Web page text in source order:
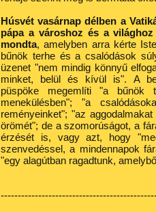
Húsvét vasárnap délben a
pápa a városhoz és a
mondta, amelyben arra kérte
bűnök terhe és a csalódások
üzenet "nem mindig könnyű
minket, belül és kívül is". A
püspöke megemlíti "a bűnök
menekülésben"; "a
reményeinket"; "az
örömét"; de a szomorúságot, a
érzését is, vagy azt, hogy
szenvedéssel, a mindennapok
"egy alagútban ragadtunk,